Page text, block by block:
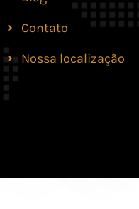
Contato
Nossa localização